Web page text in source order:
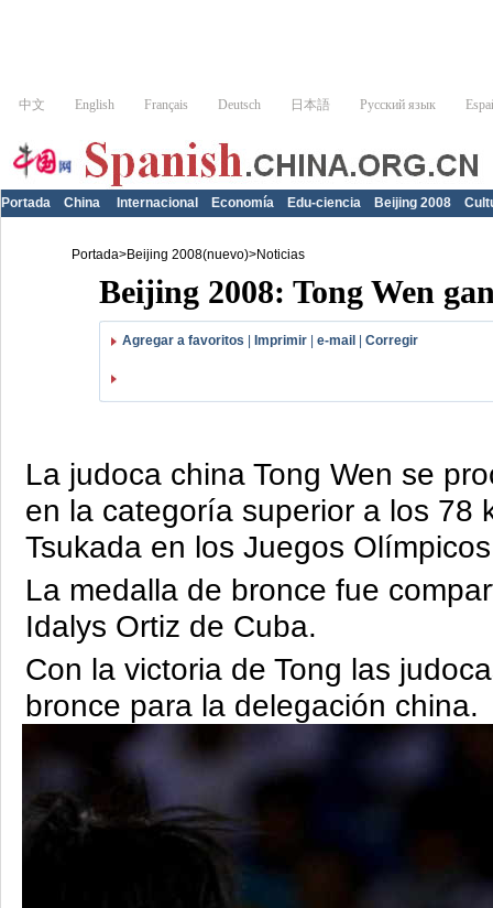
Portada China Internacional Economía Edu-ciencia Beijing 2008
Portada>Beijing 2008(nuevo)>Noticias
Beijing 2008: Tong Wen
Agregar a favoritos Imprimir e-mail Corregir
La judoca china Tong Wen se
en la categoría superior a los 78
Tsukada en los Juegos
La medalla de bronce fue
Idalys Ortiz de Cuba.
Con la victoria de Tong las
bronce para la delegación china.